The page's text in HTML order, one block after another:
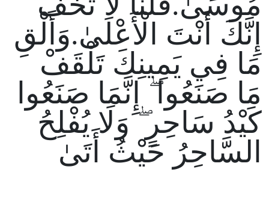
إِنَّكَ أَنْتَ الْأَعْلَىٰ.وَأَلْقِ
مَا فِي يَمِينِكَ تَلْقَفْ
مَا صَنَعُوا ۖ إِنَّمَا صَنَعُوا
كَيْدُ سَاحِرٍ ۖ وَلَا يُفْلِحُ
السَّاحِرُ حَيْثُ أَتَىٰ